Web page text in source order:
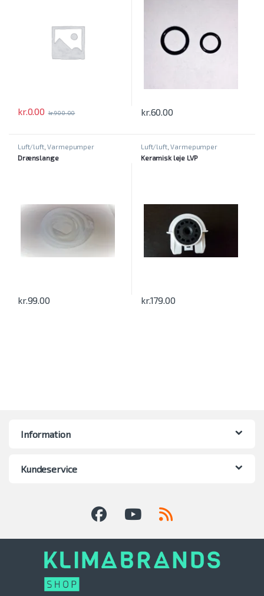
kr.0.00 kr.900.00 kr.60.00
Luft/luft,Varmepumper
Drænslange
kr.99.00
Luft/luft,Varmepumper
Keramisk leje LVP
kr.179.00
Information
Kundeservice